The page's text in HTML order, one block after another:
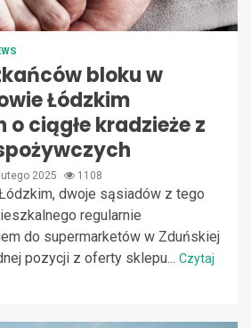
bloku w
Łódzkim
ciągłe kradzieże z
2025 1108
dwoje sąsiadów z tego
regularnie
do supermarketów w Zduńskiej
pozycji z oferty sklepu... Czytaj